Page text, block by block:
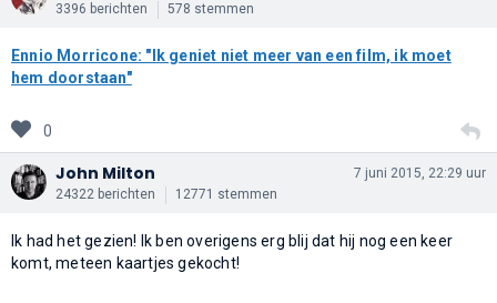
3396 berichten 578 stemmen
Ennio Morricone: "Ik geniet niet meer van een film, ik moet
hem doorstaan"
0
John Milton
24322 berichten 12771 stemmen
7 juni 2015, 22:29 uur
Ik had het gezien! Ik ben overigens erg blij dat hij nog een keer
komt, meteen kaartjes gekocht!